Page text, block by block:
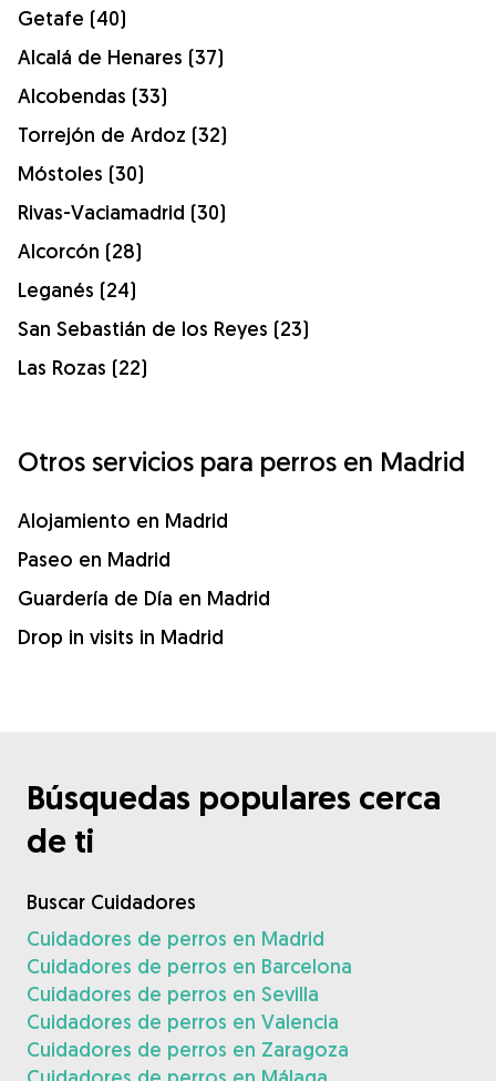
Getafe (40)
Alcalá de Henares (37)
Alcobendas (33)
Torrejón de Ardoz (32)
Móstoles (30)
Rivas-Vaciamadrid (30)
Alcorcón (28)
Leganés (24)
San Sebastián de los Reyes (23)
Las Rozas (22)
Otros servicios para perros en Madrid
Alojamiento en Madrid
Paseo en Madrid
Guardería de Día en Madrid
Drop in visits in Madrid
Búsquedas populares cerca
de ti
Buscar Cuidadores
Cuidadores de perros en Madrid
Cuidadores de perros en Barcelona
Cuidadores de perros en Sevilla
Cuidadores de perros en Valencia
Cuidadores de perros en Zaragoza